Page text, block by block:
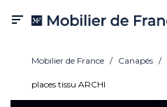
Mobilier de France Canapés
places tissu ARCHI